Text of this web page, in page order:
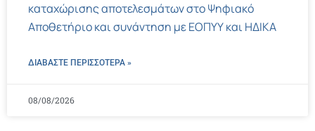
καταχώρισης αποτελεσμάτων στο Ψηφιακό
Αποθετήριο και συνάντηση με ΕΟΠΥΥ και ΗΔΙΚΑ
ΔΙΑΒΑΣΤΕ ΠΕΡΙΣΣΌΤΕΡΑ »
08/08/2026